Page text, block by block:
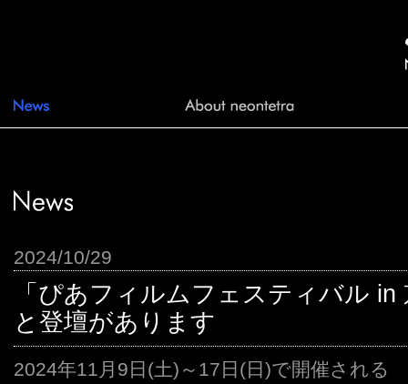
2024/10/29
「ぴあフィルムフェスティバル
と登壇があります
2024年11月9日(土)～17日(日)で開催される